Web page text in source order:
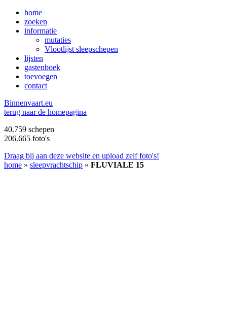
home
zoeken
informatie
mutaties
Vlootlijst sleepschepen
lijsten
gastenboek
toevoegen
contact
Binnenvaart.eu
terug naar de homepagina
40.759 schepen
206.665 foto's
Draag bij aan deze website en upload zelf foto's!
home » sleepvrachtschip » FLUVIALE 15